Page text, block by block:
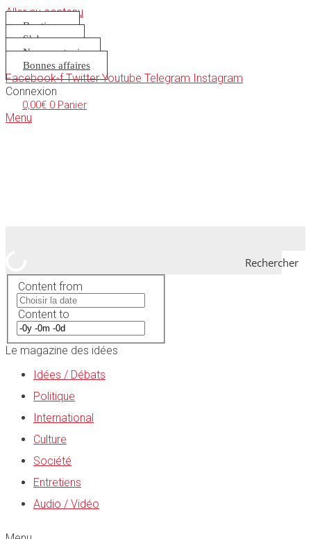
Aller au contenu
Boutique
S’abonner
Nous soutenir
Bonnes affaires
Facebook-f Twitter Youtube Telegram Instagram
Connexion
0,00€ 0 Panier
Menu
Rechercher
Content from
Content to
Le magazine des idées
Idées / Débats
Politique
International
Culture
Société
Entretiens
Audio / Vidéo